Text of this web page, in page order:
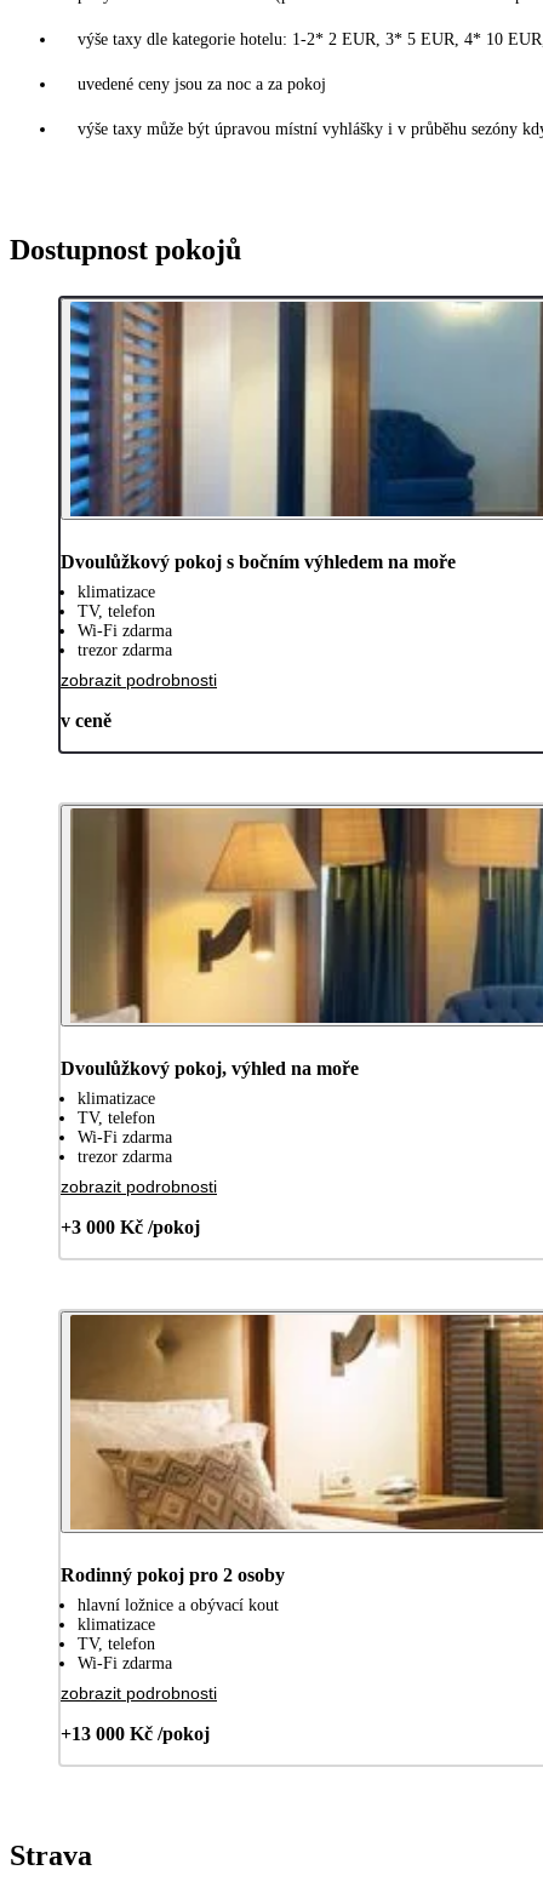
výše taxy dle kategorie hotelu: 1-2* 2 EUR, 3* 5 EUR, 4* 10
uvedené ceny jsou za noc a za pokoj
výše taxy může být úpravou místní vyhlášky i v průběhu sezóny
Dostupnost pokojů
Dvoulůžkový pokoj s bočním výhledem na moře
klimatizace
TV, telefon
Wi-Fi zdarma
trezor zdarma
zobrazit podrobnosti
v ceně
Dvoulůžkový pokoj, výhled na moře
klimatizace
TV, telefon
Wi-Fi zdarma
trezor zdarma
zobrazit podrobnosti
+3 000 Kč /pokoj
Rodinný pokoj pro 2 osoby
hlavní ložnice a obývací kout
klimatizace
TV, telefon
Wi-Fi zdarma
zobrazit podrobnosti
+13 000 Kč /pokoj
Strava